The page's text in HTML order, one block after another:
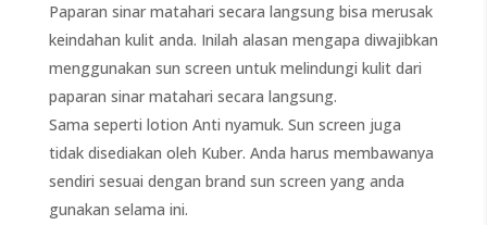
Paparan sinar matahari secara langsung bisa merusak
keindahan kulit anda. Inilah alasan mengapa diwajibkan
menggunakan sun screen untuk melindungi kulit dari
paparan sinar matahari secara langsung.
Sama seperti lotion Anti nyamuk. Sun screen juga
tidak disediakan oleh Kuber. Anda harus membawanya
sendiri sesuai dengan brand sun screen yang anda
gunakan selama ini.